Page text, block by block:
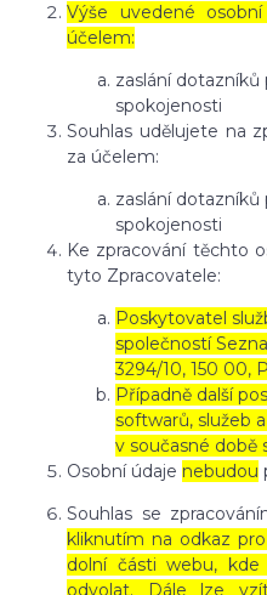
Výše uvedené
účelem:
zaslání dotazníků
spokojenosti
Souhlas udělujete na
za účelem:
zaslání dotazníků
spokojenosti
Ke zpracování těchto
tyto Zpracovatele:
Poskytovatel
společností
3294/10, 150 00,
Případně další
softwarů, služeb
v současné době
Osobní údaje nebudou
Souhlas se
kliknutím na odkaz
dolní části webu, kde
odvolat. Dále lze